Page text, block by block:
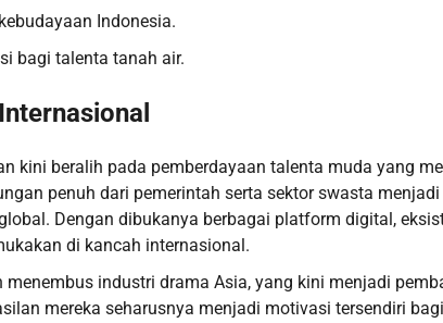
Indonesia.
bagi talenta tanah air.
kini beralih pada pemberdayaan talenta muda yang
penuh dari pemerintah serta sektor swasta menjadi
Dengan dibukanya berbagai platform digital,
di kancah internasional.
industri drama Asia, yang kini menjadi
mereka seharusnya menjadi motivasi tersendiri